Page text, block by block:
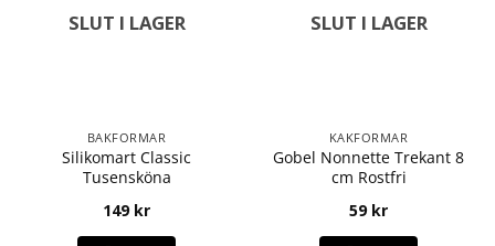
SLUT I LAGER
BAKFORMAR
Silikomart Classic
Tusensköna
149 kr
SLUT I LAGER
KAKFORMAR
Gobel Nonnette Trekant 8
cm Rostfri
59 kr